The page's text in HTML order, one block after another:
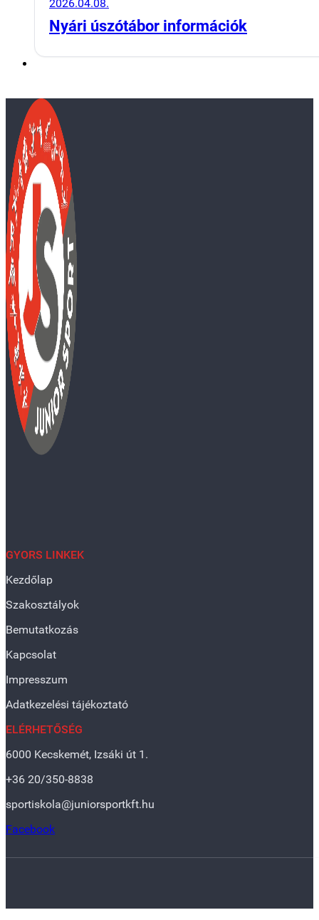
2026.04.08.
Nyári úszótábor információk
GYORS LINKEK
Kezdőlap
Szakosztályok
Bemutatkozás
Kapcsolat
Impresszum
Adatkezelési tájékoztató
ELÉRHETŐSÉG
6000 Kecskemét, Izsáki út 1.
+36 20/350-8838
sportiskola@juniorsportkft.hu
Facebook